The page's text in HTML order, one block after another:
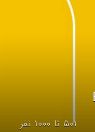
۵۰۱ تا ۱۰۰۰ نفر